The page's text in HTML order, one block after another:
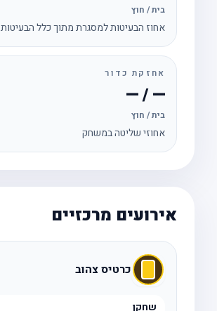
בית / חוץ
אחוז הבעיטות למסגרת מתוך כלל הבעיטות
אחזקת כדור
— / —
בית / חוץ
אחוזי שליטה במשחק
אירועים מרכזיים
כרטיס צהוב
שחקן